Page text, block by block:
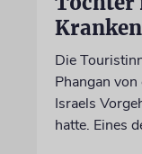
Die
Phangan
Israels
hatte. Eines